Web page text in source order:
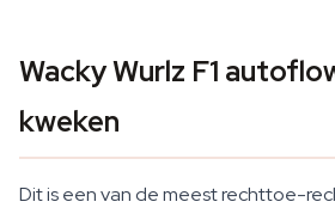
Wacky Wurlz F1
kweken
Dit is een van de meest rechttoe-